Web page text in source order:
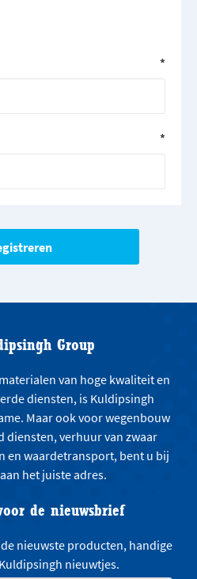
*
*
Group
van hoge kwaliteit en
diensten, is Kuldipsingh
Maar ook voor wegenbouw
diensten, verhuur van zwaar
en waardetransport, bent u bij
het juiste adres.
de nieuwsbrief
nieuwste producten, handige
nieuwtjes.